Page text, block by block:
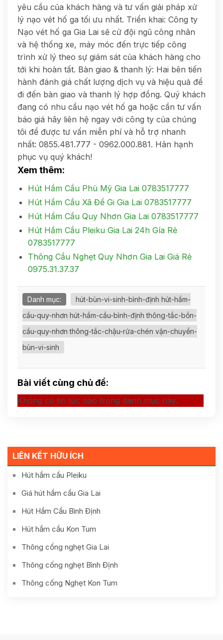
LIÊN KẾT HỮU ÍCH
Hút hầm cầu Pleiku
Giá hút hầm cầu Gia Lai
Hút Hầm Cầu Bình Định
Hút hầm cầu Kon Tum
Thông cống nghẹt Gia Lai
Thông cống nghẹt Bình Định
Thông cống Nghẹt Kon Tum
yêu cầu của khách hàng và tư vấn giải pháp xử
lý nạo vét hố ga tối ưu nhất. Triển khai: Công ty
Nạo vét hố ga Gia Lai sẽ cử đội ngũ công nhân
và hệ thống xe, máy móc đến trực tiếp công
trình xử lý theo sự giám sát của khách hàng cho
tới khi hoàn tất. Bàn giao & thanh lý: Hai bên tiến
hành đánh giá chất lượng dịch vụ và hiệu quả để
đi đến bàn giao và thanh lý hợp đồng. Quý khách
đang có nhu cầu nạo vét hố ga hoặc cần tư vấn
báo giá hãy liên hệ ngay với công ty của chúng
tôi để được tư vấn miễn phí và hỗ trợ nhanh
nhất: 0855.481.777 - 0962.000.881. Hân hạnh
phục vụ quý khách!
Xem thêm:
Hút Hầm Cầu Phù Mỹ Gia Lai 0783517777
Hút Hầm Cầu Xã Đề Gi Gia Lai 0783517777
Hút Hầm Cầu Quy Nhơn Gia Lai 0783517777
Hút Hầm Cầu Pleiku Gia Lai 24h Gía Rẻ
0783517777
Thông Cầu Nghẹt Quy Nhơn Gia Lai Giá Rẻ
0975.31.37.37
Danh mục:
hút-bùn-vi-sinh-bình-định hút-hầm-
cầu-quy-nhơn hút-hầm-cầu-bình-định thông-tắc-bồn-
cầu-quy-nhơn thông-tắc-chậu-rửa-chén vận-chuyển-
bùn-vi-sinh
Bài viết cùng chủ đề:
Không có tin tức nào trong danh mục này.